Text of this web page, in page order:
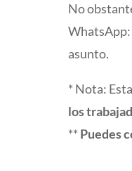
No
WhatsApp:
asunto.
* Nota:
los
** Puedes